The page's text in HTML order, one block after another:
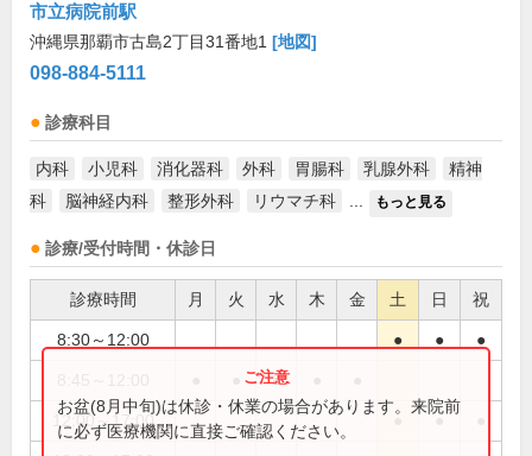
市立病院前駅
沖縄県那覇市古島2丁目31番地1 [地図]
098-884-5111
診療科目
内科 小児科 消化器科 外科 胃腸科 乳腺外科
精神
科
脳神経内科 整形外科 リウマチ科 もっと見る
診療/受付時間・休診日
診療時間 月 火 水 木 金 土 日 祝
8:30～12:00 ● ● ●
●
12:00～17:00 ● ●
お盆(8月中旬)は休診・休業の場合があります。来院前
に必ず医療機関に直接ご確認ください。